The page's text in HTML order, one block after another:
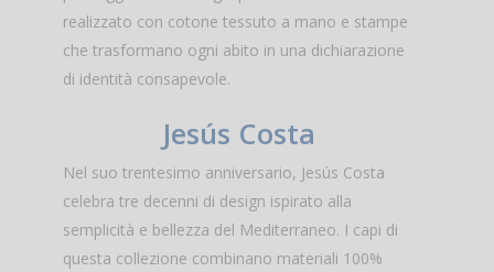
realizzato con cotone tessuto a mano e stampe
che trasformano ogni abito in una dichiarazione
di identità consapevole.
Jesús Costa
Nel suo trentesimo anniversario, Jesús Costa
celebra tre decenni di design ispirato alla
semplicità e bellezza del Mediterraneo. I capi di
questa collezione combinano materiali 100%